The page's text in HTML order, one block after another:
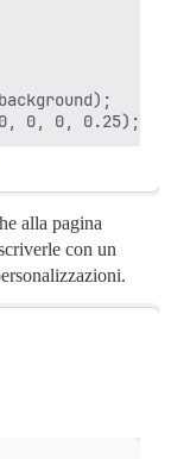
alla pagina
con un